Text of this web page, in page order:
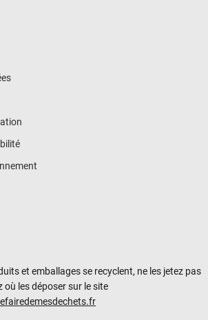
et emballages se recyclent, ne les jetez pas
où les déposer sur le site